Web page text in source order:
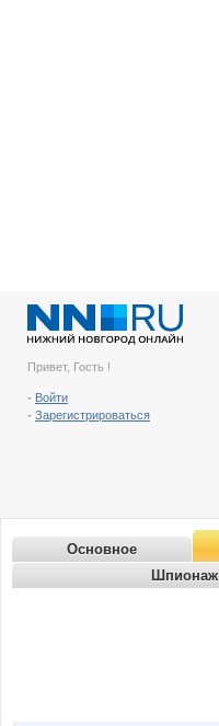
Привет, Гость !
- Войти
- Зарегистрироваться
Основное
Шпионаж